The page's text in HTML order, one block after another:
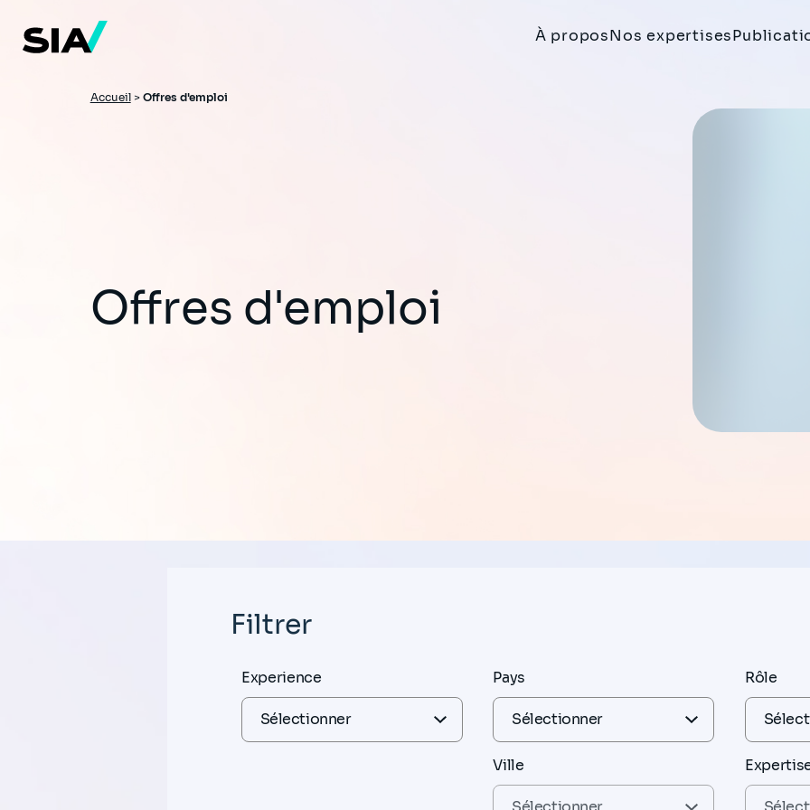
contenu
principal
À proposNos expertises
Fil
Accueil> Offres d'emploi
Offres d'emploi
Filtrer
Experience Pays
Ville
Rôle